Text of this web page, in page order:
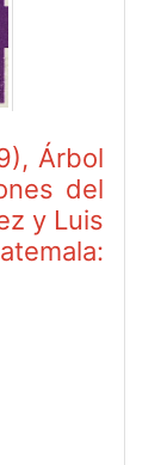
Árbol
del
y Luis